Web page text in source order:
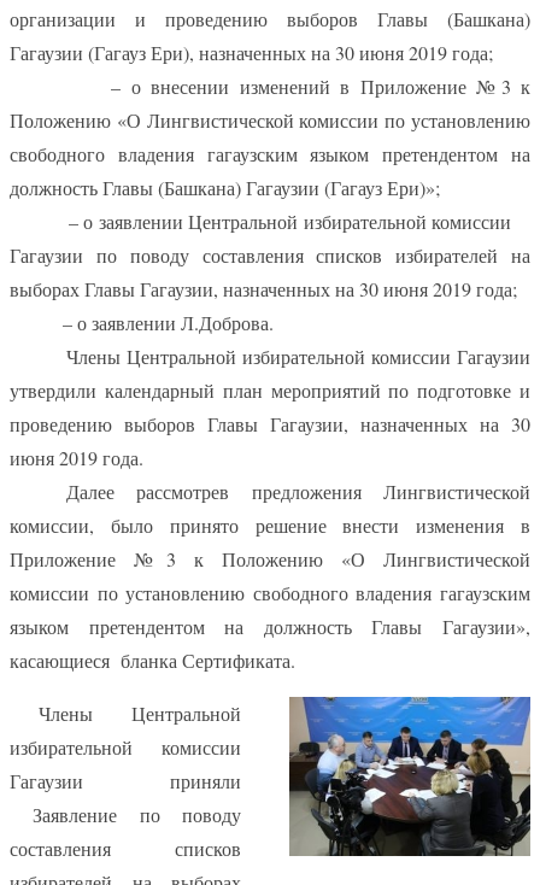
организации и проведению выборов Главы (Башкана)
Гагаузии (Гагауз Ери), назначенных на 30 июня 2019 года;
– о внесении изменений в Приложение №3 к
Положению «О Лингвистической комиссии по установлению
свободного владения гагаузским языком претендентом на
должность Главы (Башкана) Гагаузии (Гагауз Ери)»;
– о заявлении Центральной избирательной комиссии
Гагаузии по поводу составления списков избирателей на
выборах Главы Гагаузии, назначенных на 30 июня 2019 года;
– о заявлении Л.Доброва.
Члены Центральной избирательной комиссии Гагаузии
утвердили календарный план мероприятий по подготовке и
проведению выборов Главы Гагаузии, назначенных на 30
июня 2019 года.
Далее рассмотрев предложения Лингвистической
комиссии, было принято решение внести изменения в
Приложение №3 к Положению «О Лингвистической
комиссии по установлению свободного владения гагаузским
языком претендентом на должность Главы Гагаузии»,
касающиеся бланка Сертификата.
Члены Центральной
избирательной комиссии
Гагаузии приняли
Заявление по поводу
составления списков